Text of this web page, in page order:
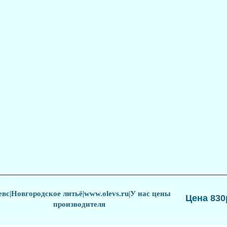
|Новгородское литьё|www.olevs.ru|У нас цены
производителя
Цена